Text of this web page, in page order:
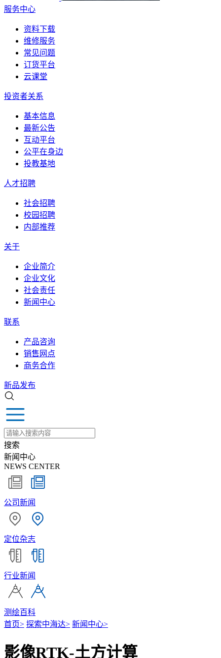
服务中心
资料下载
维修服务
常见问题
订货平台
云课堂
投资者关系
基本信息
最新公告
互动平台
公平在身边
投教基地
人才招聘
社会招聘
校园招聘
内部推荐
关于
企业简介
企业文化
社会责任
新闻中心
联系
产品咨询
销售网点
商务合作
新品发布
搜索
新闻中心
NEWS CENTER
公司新闻
定位杂志
行业新闻
测绘百科
首页> 探索中海达> 新闻中心>
影像RTK-土方计算